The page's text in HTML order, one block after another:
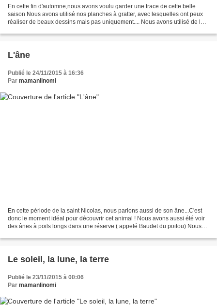
En cette fin d'automne,nous avons voulu garder une trace de cette belle
saison Nous avons utilisé nos planches à gratter, avec lesquelles ont peux
réaliser de beaux dessins mais pas uniquement.... Nous avons utilisé de la
L'âne
Publié le 24/11/2015 à 16:36
Par mamanlinomi
En cette période de la saint Nicolas, nous parlons aussi de son âne...C'est
donc le moment idéal pour découvrir cet animal ! Nous avons aussi été voir
des ânes à poils longs dans une réserve ( appelé Baudet du poitou) Nous
Le soleil, la lune, la terre
Publié le 23/11/2015 à 00:06
Par mamanlinomi